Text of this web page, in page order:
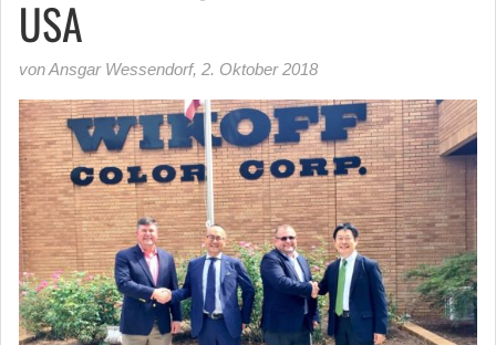
USA
von Ansgar Wessendorf, 2. Oktober 2018